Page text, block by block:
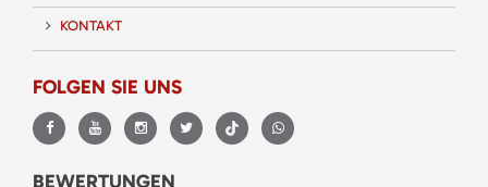
KONTAKT
FOLGEN SIE UNS
BEWERTUNGEN